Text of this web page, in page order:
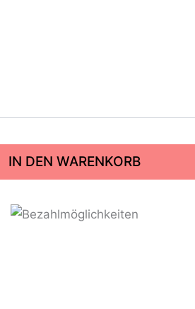
IN DEN WARENKORB